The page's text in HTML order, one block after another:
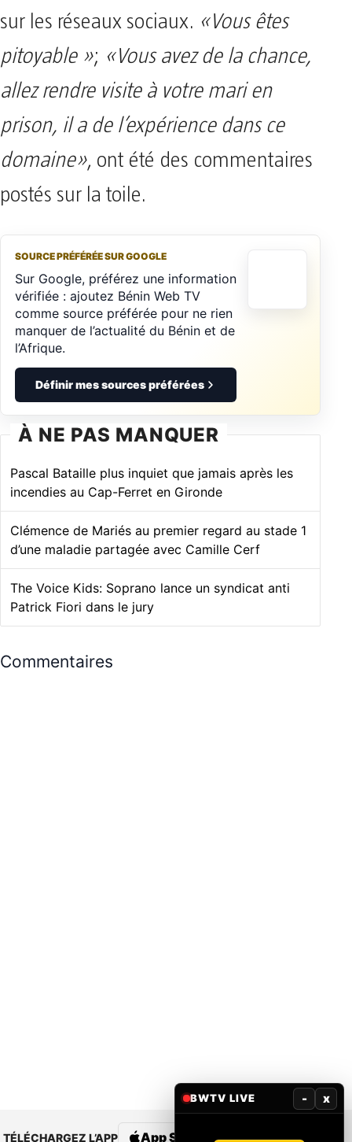
sur les réseaux sociaux. «Vous êtes
pitoyable »; «Vous avez de la chance,
allez rendre visite à votre mari en
prison, il a de l’expérience dans ce
domaine», ont été des commentaires
postés sur la toile.
SOURCE PRÉFÉRÉE SUR GOOGLE
Sur Google, préférez une information
vérifiée : ajoutez Bénin Web TV
comme source préférée pour ne rien
manquer de l’actualité du Bénin et de
l’Afrique.
Définir mes sources préférées
À NE PAS MANQUER
Pascal Bataille plus inquiet que jamais après les
incendies au Cap-Ferret en Gironde
Clémence de Mariés au premier regard au stade 1
d’une maladie partagée avec Camille Cerf
The Voice Kids: Soprano lance un syndicat anti
Patrick Fiori dans le jury
Commentaires
TÉLÉCHARGEZ L’APP App Store Google Play
BWTV LIVE - x